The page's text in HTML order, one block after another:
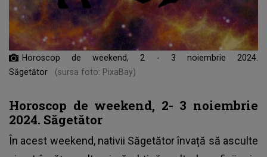
Horoscop de weekend, 2 - 3 noiembrie 2024.
Săgetător
(sursa foto: PixaBay)
Horoscop de weekend, 2- 3 noiembrie
2024. Săgetător
În acest weekend, nativii Săgetător învață să asculte